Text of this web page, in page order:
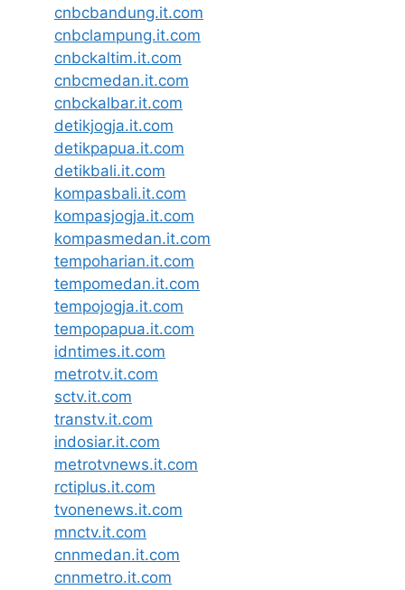
cnbcbandung.it.com
cnbclampung.it.com
cnbckaltim.it.com
cnbcmedan.it.com
cnbckalbar.it.com
detikjogja.it.com
detikpapua.it.com
detikbali.it.com
kompasbali.it.com
kompasjogja.it.com
kompasmedan.it.com
tempoharian.it.com
tempomedan.it.com
tempojogja.it.com
tempopapua.it.com
idntimes.it.com
metrotv.it.com
sctv.it.com
transtv.it.com
indosiar.it.com
metrotvnews.it.com
rctiplus.it.com
tvonenews.it.com
mnctv.it.com
cnnmedan.it.com
cnnmetro.it.com